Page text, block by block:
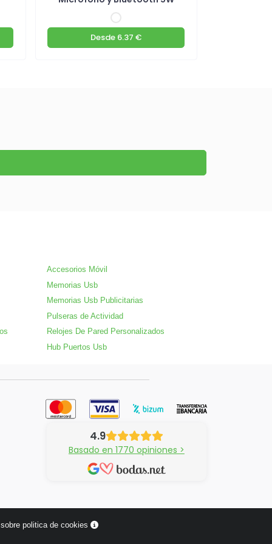
Desde 6.37 €
Accesorios Móvil
Memorias Usb
Memorias Usb Publicitarias
Pulseras de Actividad
Relojes De Pared Personalizados
Hub Puertos Usb
4.9
Basado en 1770 opiniones >
politica de cookies